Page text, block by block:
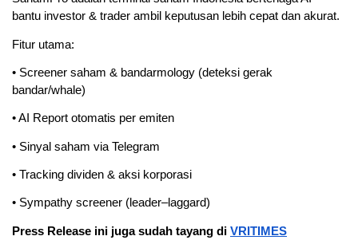
bantu investor & trader ambil keputusan lebih cepat dan akurat.
Fitur utama:
• Screener saham & bandarmology (deteksi gerak
bandar/whale)
• AI Report otomatis per emiten
• Sinyal saham via Telegram
• Tracking dividen & aksi korporasi
• Sympathy screener (leader–laggard)
Press Release ini juga sudah tayang di VRITIMES